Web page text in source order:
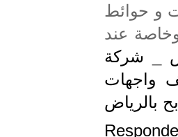
و حوائط
عند
شركة
واجهات
بالرياض